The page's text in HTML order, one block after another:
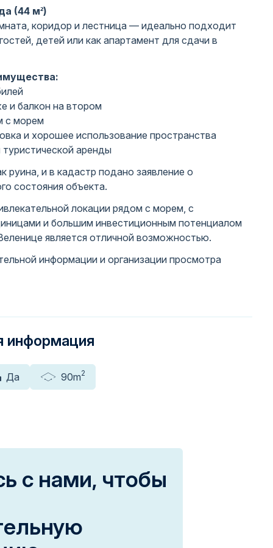
(44 м²)
коридор и лестница — идеально подходит
детей или как апартамент для сдачи в
и балкон на втором
с морем
и хорошее использование пространства
аренды
руина, и в кадастр подано заявление о
состояния объекта.
локации рядом с морем, с
и большим инвестиционным потенциалом
является отличной возможностью.
информации и организации просмотра
информация
Да 90m2
с нами, чтобы